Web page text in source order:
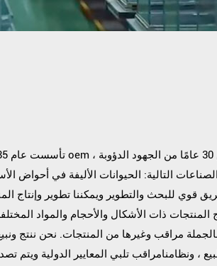
Sensen Group Co., Ltd تأسست عام 1985. وهي شركة معروفة
. بعد أكثر من 30 عامًا من الجهود الدؤوبة ،
التالية: الحيوانات الأليفة في أحواض
قوي للبحث والتطوير ويمكننا تطوير وإنتاج
المنتجات ذات الأشكال والأحجام والمواد
مراقب وغيرها من المنتجات. نحن ننتج